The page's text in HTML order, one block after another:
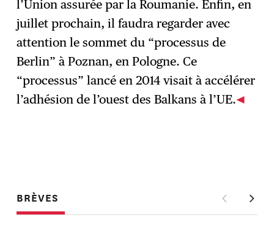
l’Union assurée par la Roumanie. Enfin, en
juillet prochain, il faudra regarder avec
attention le sommet du “processus de
Berlin” à Poznan, en Pologne. Ce
“processus” lancé en 2014 visait à accélérer
l’adhésion de l’ouest des Balkans à l’UE.
BRÈVES